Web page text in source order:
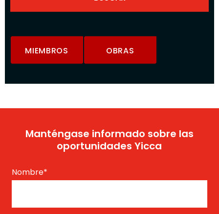
MIEMBROS OBRAS
Manténgase informado sobre las
oportunidades Yicca
Nombre*